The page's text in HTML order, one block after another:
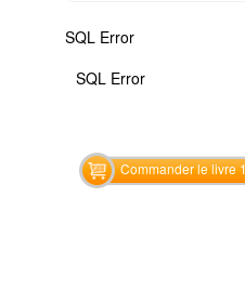
Commander le livre
SQL Error
SQL Error